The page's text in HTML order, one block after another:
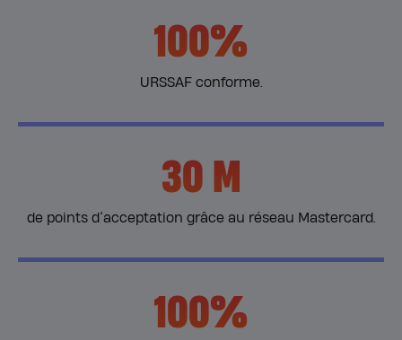
100%
URSSAF conforme.
30 M
de points d’acceptation grâce au réseau Mastercard.
100%